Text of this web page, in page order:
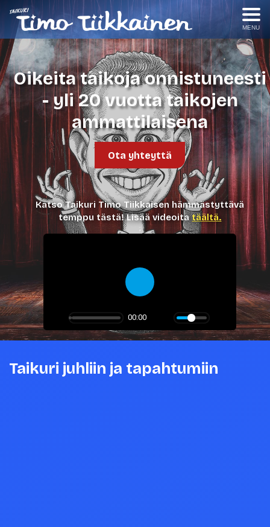
MENU
00:00
Play
;
Katso Taikuri Timo Tiikkaisen hämmästyttävä
temppu tästä! Lisää videoitatäältä.
Oikeita taikoja onnistuneesti
- yli 20 vuotta taikojen
ammattilaisena
Ota yhteyttä
Taikuri juhliin ja tapahtumiin